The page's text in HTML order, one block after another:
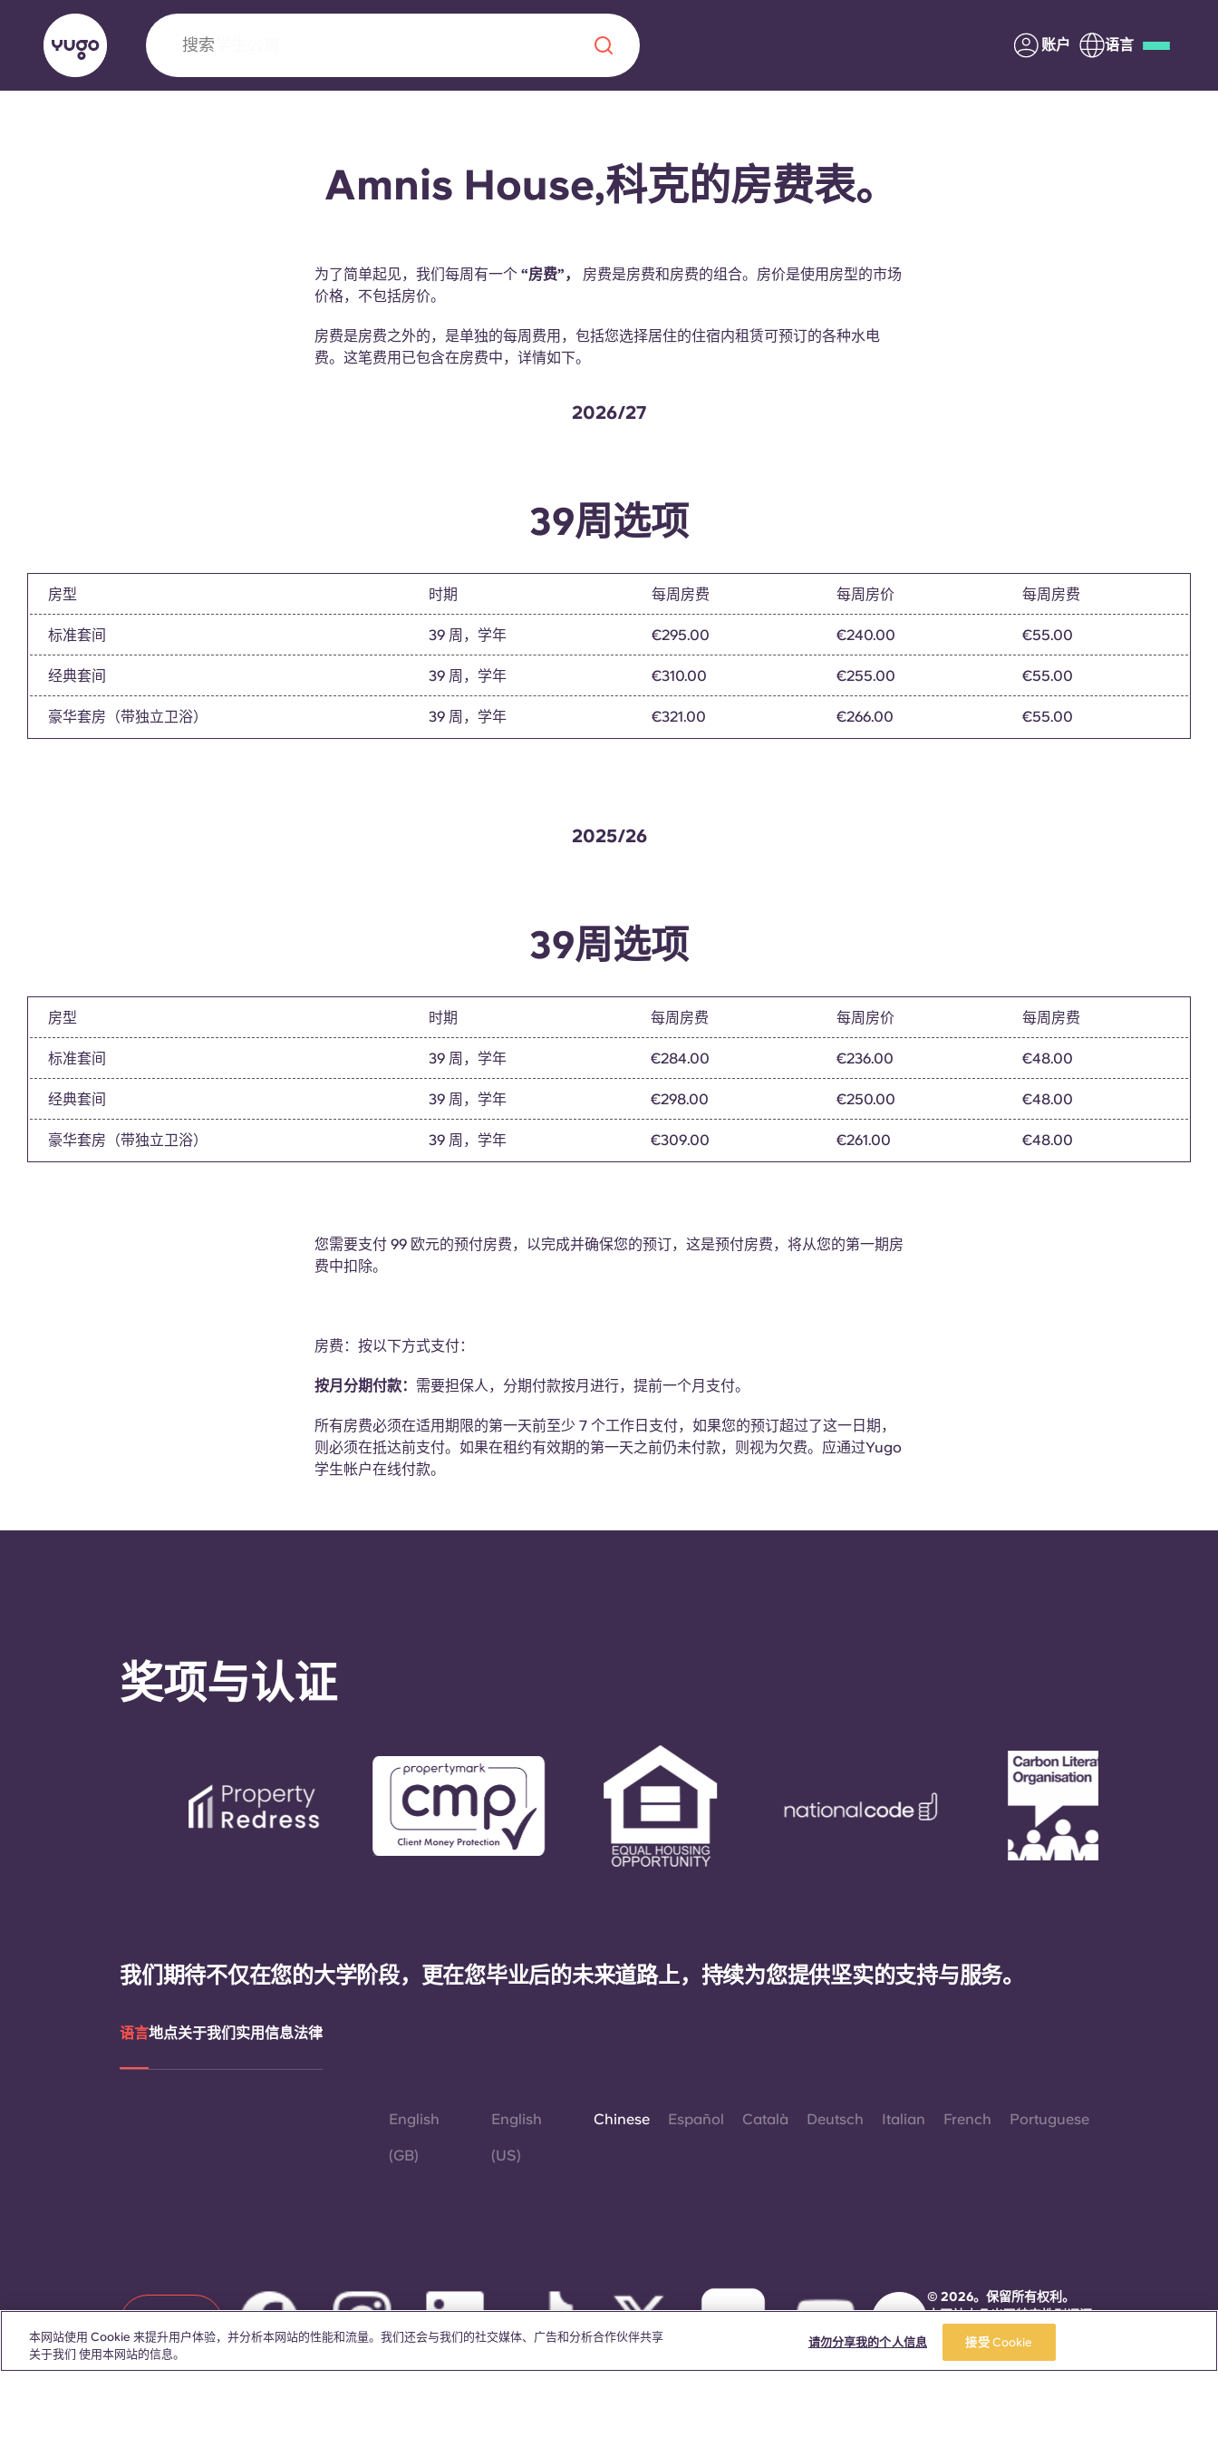
搜索 账户 语言
Yugo VCARB：引领公寓新时代 关于我们 与Yugo合作
Amnis House,科克的房费表。
为了简单起见，我们每周有一个 “房费”，
房费是房费和房费的组合。房价是使用房型的市场
价格，不包括房价。
房费是房费之外的，是单独的每周费用，包括您选择居住的住宿内租赁可预订的各种水电
费。这笔费用已包含在房费中，详情如下。
2026/27
39周选项
房型 时期 每周房费 每周房价 每周房费
标准套间 39 周，学年 €295.00 €240.00 €55.00
经典套间 39 周，学年 €310.00 €255.00 €55.00
豪华套房（带独立卫浴） 39 周，学年 €321.00 €266.00 €55.00
2025/26
39周选项
房型 时期 每周房费 每周房价 每周房费
标准套间 39 周，学年 €284.00 €236.00 €48.00
经典套间 39 周，学年 €298.00 €250.00 €48.00
豪华套房（带独立卫浴） 39 周，学年 €309.00 €261.00 €48.00
您需要支付 99 欧元的预付房费，以完成并确保您的预订，这是预付房费，将从您的第一期房
费中扣除。
房费：按以下方式支付：
按月分期付款： 需要担保人，分期付款按月进行，提前一个月支付。
所有房费必须在适用期限的第一天前至少 7 个工作日支付，如果您的预订超过了这一日期，
则必须在抵达前支付。如果在租约有效期的第一天之前仍未付款，则视为欠费。应通过Yugo
学生帐户在线付款。
奖项与认证
我们期待不仅在您的大学阶段，更在您毕业后的未来道路上，持续为您提供坚实的支持与服务。
语言地点关于我们实用信息法律
English
(GB)
English
(US)
Chinese Español Català Deutsch Italian French Portuguese
© 2026。保留所有权利。
本网站中凡出现特定性别词汇
之处，均适用于所有人，不分
性别。
本网站使用 Cookie 来提升用户体验，并分析本网站的性能和流量。我们还会与我们的社交媒体、广告和分析合作伙伴共享
关于我们 使用本网站的信息。
请勿分享我的个人信息 接受 Cookie